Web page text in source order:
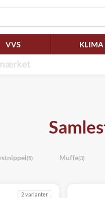
VVS KLIMA
(5) Muffe(3)
2 varianter